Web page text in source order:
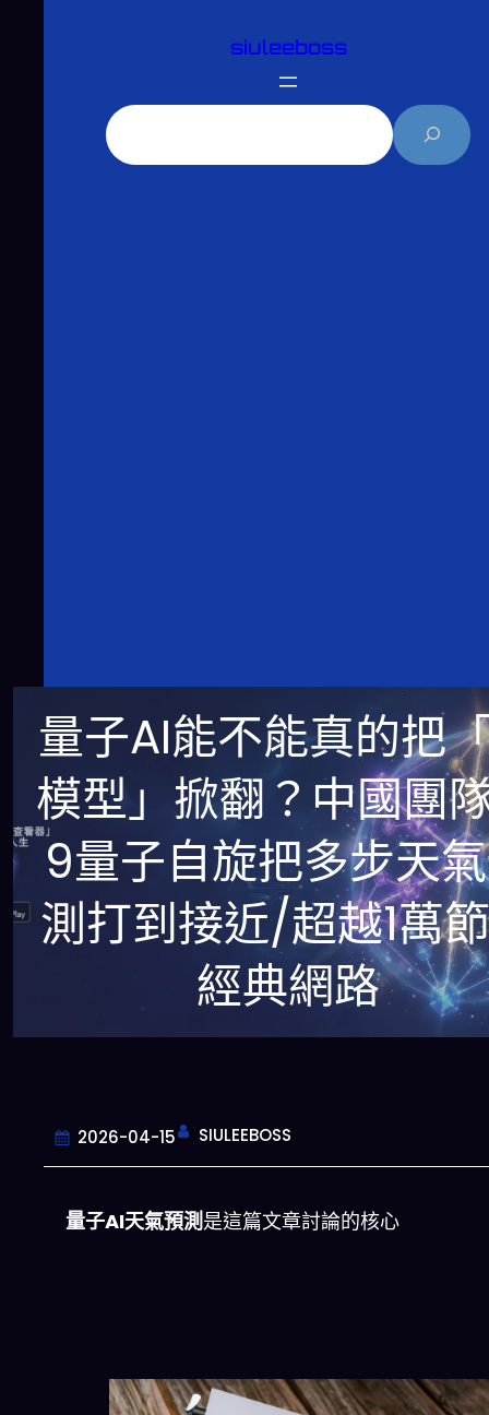
siuleeboss
量子AI能不能真的把
模型」掀翻？中國團
9量子自旋把多步天
測打到接近/超越1萬
經典網路
2026-04-15 SIULEEBOSS
量子AI天氣預測是這篇文章討論的核心